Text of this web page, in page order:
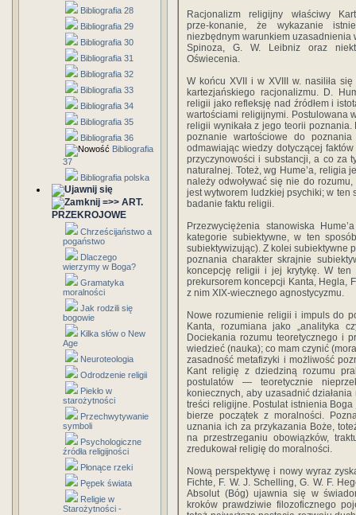
Bibliografia 28
Bibliografia 29
Bibliografia 30
Bibliografia 31
Bibliografia 32
Bibliografia 33
Bibliografia 34
Bibliografia 35
Bibliografia 36
Bibliografia
37
Bibliografia polska
=>> ART.
PRZEKROJOWE
Chrześcijaństwo a
pogaństwo
Dlaczego
wierzymy w Boga?
Gramatyka
moralności
Jak rodzili się
bogowie
Kilka słów o New
Age
Neuroteologia
Odrodzenie religii
Piekło w
starożytności
Przechwytywanie
symboli
Psychologiczne
źródła religijności
Płonące rzeki
Pępek świata
Religie w
Starożytności -
Racjonalizm religijny właściwy
prze-konanie, że wykazanie
niezbędnym warunkiem uzasadnienia
Spinoza, G. W. Leibniz oraz
Oświecenia.
W końcu XVII i w XVIII w. nasiliła
kartezjańskiego racjonalizmu. D.
religii jako refleksję nad źródłem i
wartościami religijnymi. Postulowana
religii wynikała z jego teorii poznania.
poznanie wartościowe do
odmawiając wiedzy dotyczącej
przyczynowości i substancji, a co za
naturalnej. Toteż, wg Hume’a, religia
należy odwoływać się nie do
jest wytworem ludzkiej psychiki; w ten
badanie faktu religii.
Przezwyciężenia stanowiska
kategorie subiektywne, w ten
subiektywizując). Z kolei subiektywne
poznania charakter skrajnie
koncepcję religii i jej krytykę. W
prekursorem koncepcji Kanta, Hegla,
z nim XIX-wiecznego agnostycyzmu.
Nowe rozumienie religii i impuls do
Kanta, rozumiana jako „analityka
Dociekania rozumu teoretycznego i
wiedzieć (nauka); co mam czynić
zasadność metafizyki i możliwość
Kant religię z dziedziną rozumu
postulatów — teoretycznie
koniecznych, aby uzasadnić
treści religijne. Postulat istnienia
bierze początek z moralności.
uznania ich za przykazania Boże,
na przestrzeganiu obowiązków,
zredukował religię do moralności.
Nową perspektywę i nowy wyraz
Fichte, F. W. J. Schelling, G. W. F.
Absolut (Bóg) ujawnia się w
kroków prawdziwie filozoficznego